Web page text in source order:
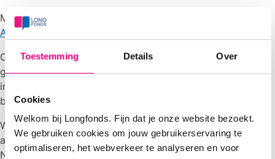
Toestemming Details Over
Cookies
Welkom bij Longfonds. Fijn dat je onze website bezoekt.
We gebruiken cookies om jouw gebruikerservaring te
optimaliseren, het webverkeer te analyseren en voor
Meer informatie over prikkels vind je in ons
Astmaboekje
Oók kun je het digitale boekje Grip op je astmaprikkels
gratis downloaden via onze website. Hierin delen we
informatie en tips over astmaprikkels die voor jou
belangrijk zijn.
We organiseerden dit webinar samen met de
astmaVereniging Nederland en Davos (VND), de
Nederlandse Vereniging van Artsen voor Longziekten en